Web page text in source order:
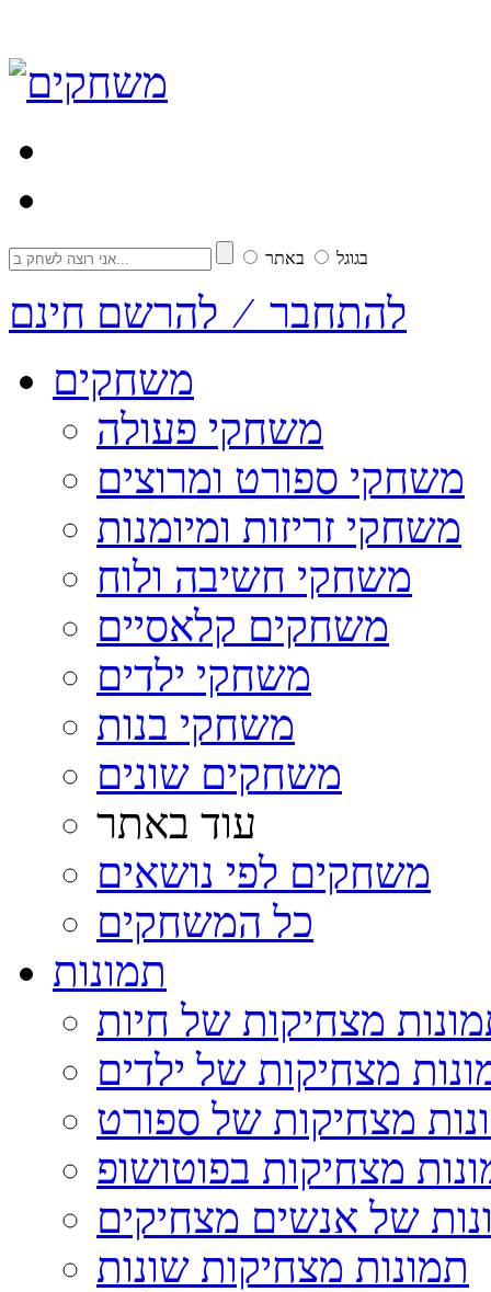
בגוגל באתר
להתחבר ⁄ להרשם חינם
משחקים
משחקי פעולה
משחקי ספורט ומרוצים
משחקי זריזות ומיומנות
משחקי חשיבה ולוח
משחקים קלאסיים
משחקי ילדים
משחקי בנות
משחקים שונים
עוד באתר
משחקים לפי נושאים
כל המשחקים
תמונות
מצחיקות של חיות
מצחיקות של ילדים
מצחיקות של ספורט
מצחיקות בפוטושופ
של אנשים מצחיקים
תמונות מצחיקות שונות